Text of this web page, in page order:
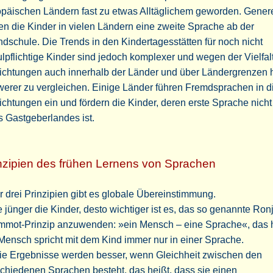
Ländern fast zu etwas Alltäglichem geworden.
die Kinder in vielen Ländern eine zweite Sprache ab der
Die Trends in den Kindertagesstätten für noch nicht
Kinder sind jedoch komplexer und wegen der
auch innerhalb der Länder und über Ländergrenzen
zu vergleichen. Einige Länder führen Fremdsprachen in
ein und fördern die Kinder, deren erste Sprache
Gastgeberlandes ist.
des frühen Lernens von Sprachen
drei Prinzipien gibt es globale Übereinstimmung.
jünger die Kinder, desto wichtiger ist es, das so genannte
Prinzip anzuwenden: »ein Mensch – eine Sprache«, das
spricht mit dem Kind immer nur in einer Sprache.
Ergebnisse werden besser, wenn Gleichheit zwischen den
Sprachen besteht, das heißt, dass sie einen